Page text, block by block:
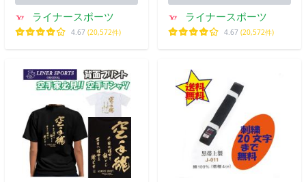
ライナースポーツ
4.67 (20,572件)
ライナースポーツ
4.67 (20,572件)